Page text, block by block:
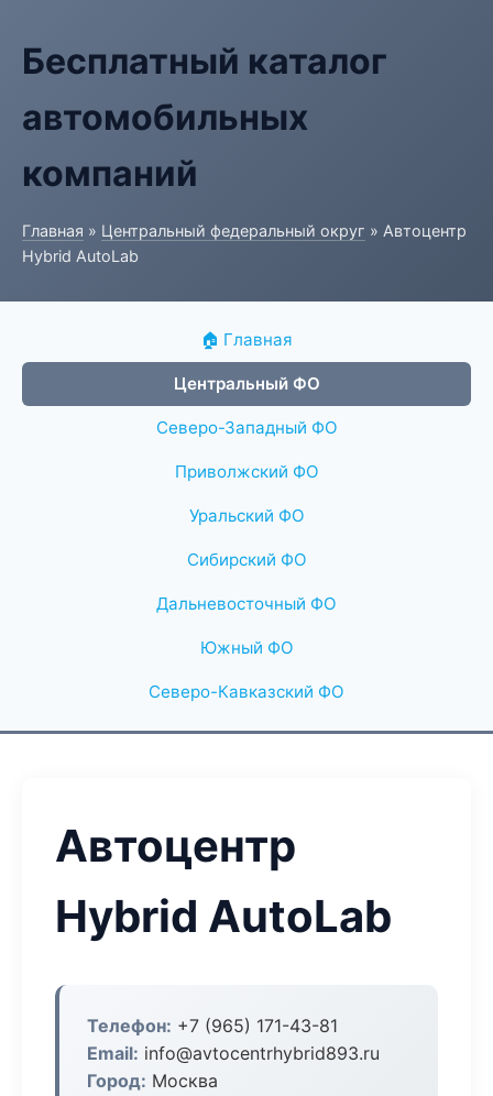
Бесплатный каталог
автомобильных
компаний
Главная » Центральный федеральный округ » Автоцентр
Hybrid AutoLab
🏠 Главная
Центральный ФО
Северо-Западный ФО
Приволжский ФО
Уральский ФО
Сибирский ФО
Дальневосточный ФО
Южный ФО
Северо-Кавказский ФО
Автоцентр
Hybrid AutoLab
Телефон: +7 (965) 171-43-81
Email: info@avtocentrhybrid893.ru
Город: Москва